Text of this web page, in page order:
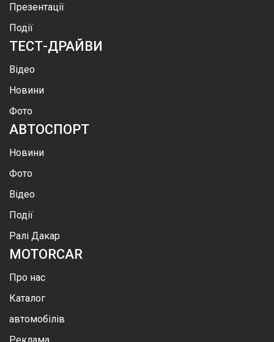
Презентації
Події
ТЕСТ-ДРАЙВИ
Відео
Новини
Фото
АВТОСПОРТ
Новини
Фото
Відео
Події
Ралі Дакар
MOTORCAR
Про нас
Каталог
автомобілів